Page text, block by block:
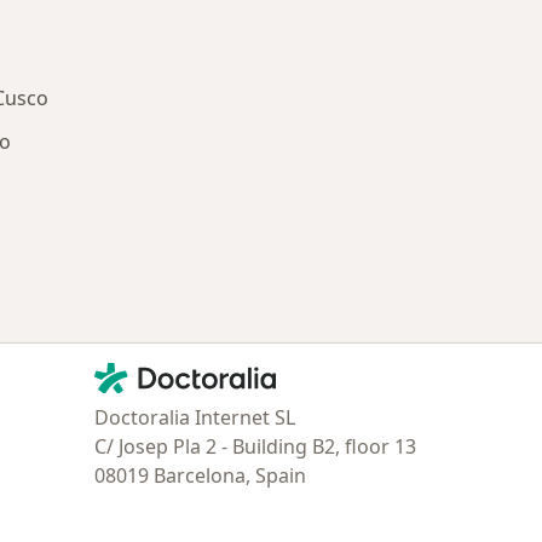
Contacto
Doctoralia - Página de inicio
Doctoralia Internet SL
C/ Josep Pla 2 - Building B2, floor 13
08019 Barcelona, Spain